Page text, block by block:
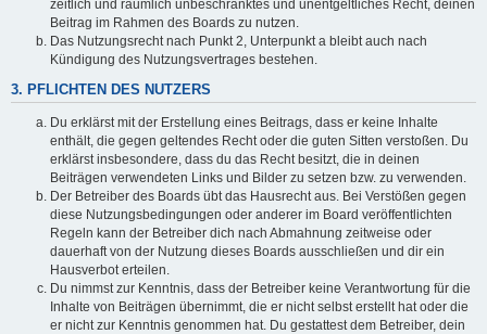
zeitlich und räumlich unbeschränktes und unentgeltliches Recht, deinen
Beitrag im Rahmen des Boards zu nutzen.
Das Nutzungsrecht nach Punkt 2, Unterpunkt a bleibt auch nach
Kündigung des Nutzungsvertrages bestehen.
3. PFLICHTEN DES NUTZERS
Du erklärst mit der Erstellung eines Beitrags, dass er keine Inhalte
enthält, die gegen geltendes Recht oder die guten Sitten verstoßen. Du
erklärst insbesondere, dass du das Recht besitzt, die in deinen
Beiträgen verwendeten Links und Bilder zu setzen bzw. zu verwenden.
Der Betreiber des Boards übt das Hausrecht aus. Bei Verstößen gegen
diese Nutzungsbedingungen oder anderer im Board veröffentlichten
Regeln kann der Betreiber dich nach Abmahnung zeitweise oder
dauerhaft von der Nutzung dieses Boards ausschließen und dir ein
Hausverbot erteilen.
Du nimmst zur Kenntnis, dass der Betreiber keine Verantwortung für die
Inhalte von Beiträgen übernimmt, die er nicht selbst erstellt hat oder die
er nicht zur Kenntnis genommen hat. Du gestattest dem Betreiber, dein